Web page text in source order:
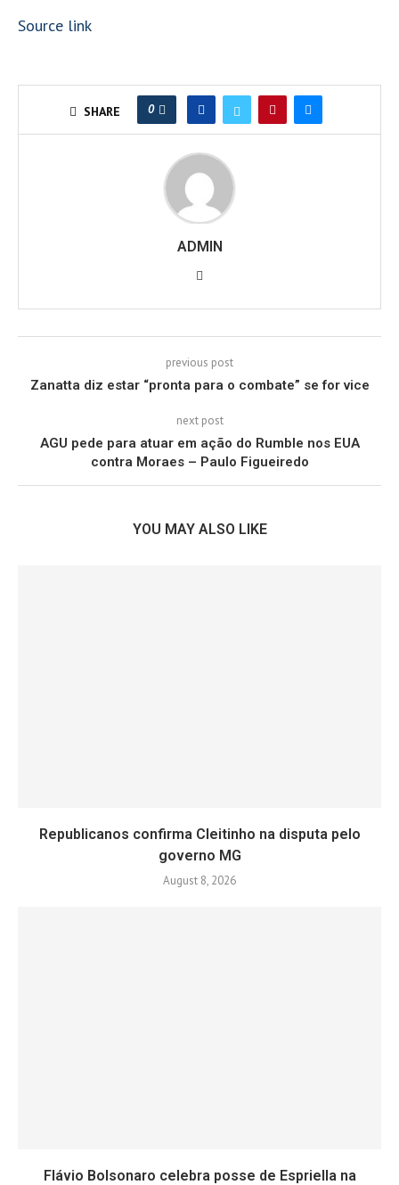
Source link
SHARE 0
ADMIN
previous post
Zanatta diz estar “pronta para o combate” se for vice
next post
AGU pede para atuar em ação do Rumble nos EUA
contra Moraes – Paulo Figueiredo
YOU MAY ALSO LIKE
Republicanos confirma Cleitinho na disputa pelo
governo MG
August 8, 2026
Flávio Bolsonaro celebra posse de Espriella na